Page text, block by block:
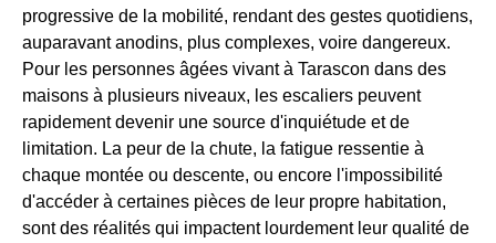
progressive de la mobilité, rendant des gestes quotidiens,
auparavant anodins, plus complexes, voire dangereux.
Pour les personnes âgées vivant à Tarascon dans des
maisons à plusieurs niveaux, les escaliers peuvent
rapidement devenir une source d'inquiétude et de
limitation. La peur de la chute, la fatigue ressentie à
chaque montée ou descente, ou encore l'impossibilité
d'accéder à certaines pièces de leur propre habitation,
sont des réalités qui impactent lourdement leur qualité de